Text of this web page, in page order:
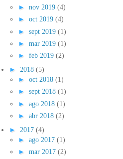
► nov 2019 (4)
► oct 2019 (4)
► sept 2019 (1)
► mar 2019 (1)
► feb 2019 (2)
► 2018 (5)
► oct 2018 (1)
► sept 2018 (1)
► ago 2018 (1)
► abr 2018 (2)
► 2017 (4)
► ago 2017 (1)
► mar 2017 (2)